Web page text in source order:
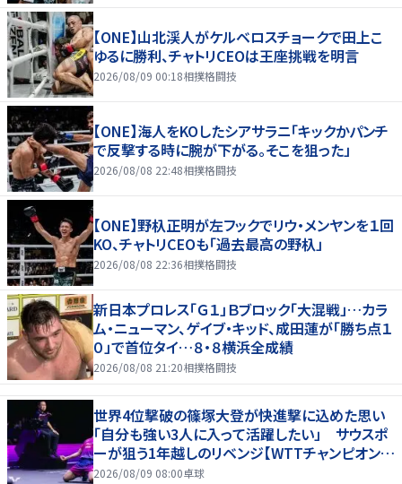
【ONE】山北渓人がケルベロスチョークで田上こ
ゆるに勝利、チャトリCEOは王座挑戦を明言
2026/08/09 00:18相撲格闘技
【ONE】海人をKOしたシアサラニ「キックかパンチ
で反撃する時に腕が下がる。そこを狙った」
2026/08/08 22:48相撲格闘技
【ONE】野杁正明が左フックでリウ・メンヤンを１回
KO、チャトリCEOも「過去最高の野杁」
2026/08/08 22:36相撲格闘技
新日本プロレス「Ｇ１」Ｂブロック「大混戦」…カラ
ム・ニューマン、ゲイブ・キッド、成田蓮が「勝ち点１
０」で首位タイ…８・８横浜全成績
2026/08/08 21:20相撲格闘技
世界4位撃破の篠塚大登が快進撃に込めた思い
「自分も強い3人に入って活躍したい」 サウスポ
ーが狙う1年越しのリベンジ【WTTチャンピオンズ
横浜2026】
2026/08/09 08:00卓球